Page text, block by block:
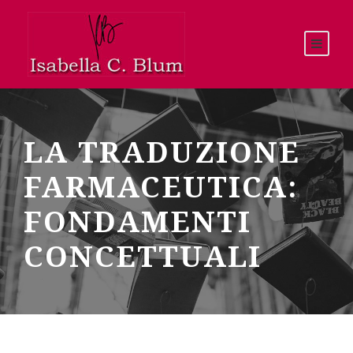
LA TRADUZIONE
FARMACEUTICA:
FONDAMENTI
CONCETTUALI